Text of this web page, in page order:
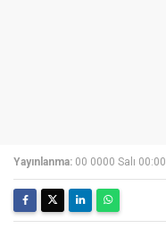
Yayınlanma: 00 0000 Salı 00:00